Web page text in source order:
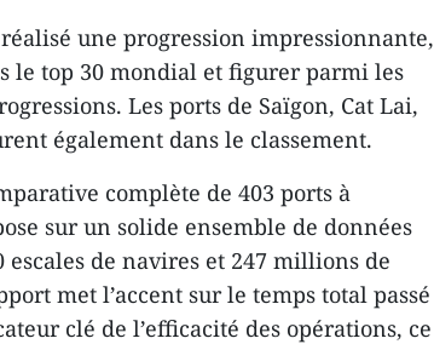
une progression impressionnante,
le top 30 mondial et figurer parmi les
Les ports de Saïgon, Cat Lai,
également dans le classement.
complète de 403 ports à
sur un solide ensemble de données
de navires et 247 millions de
met l’accent sur le temps total passé
clé de l’efficacité des opérations, ce